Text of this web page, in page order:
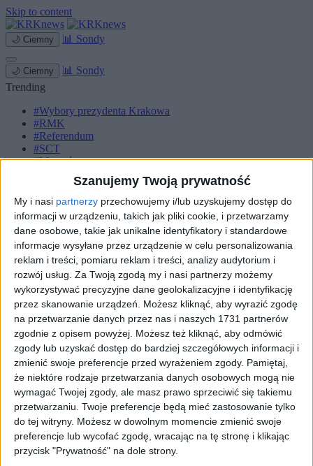
Szanujemy Twoją prywatność
My i nasi partnerzy przechowujemy i/lub uzyskujemy dostęp do
informacji w urządzeniu, takich jak pliki cookie, i przetwarzamy
dane osobowe, takie jak unikalne identyfikatory i standardowe
informacje wysyłane przez urządzenie w celu personalizowania
reklam i treści, pomiaru reklam i treści, analizy audytorium i
rozwój usług. Za Twoją zgodą my i nasi partnerzy możemy
wykorzystywać precyzyjne dane geolokalizacyjne i identyfikację
przez skanowanie urządzeń. Możesz kliknąć, aby wyrazić zgodę
na przetwarzanie danych przez nas i naszych 1731 partnerów
zgodnie z opisem powyżej. Możesz też kliknąć, aby odmówić
zgody lub uzyskać dostęp do bardziej szczegółowych informacji i
zmienić swoje preferencje przed wyrażeniem zgody. Pamiętaj,
że niektóre rodzaje przetwarzania danych osobowych mogą nie
wymagać Twojej zgody, ale masz prawo sprzeciwić się takiemu
przetwarzaniu. Twoje preferencje będą mieć zastosowanie tylko
do tej witryny. Możesz w dowolnym momencie zmienić swoje
preferencje lub wycofać zgodę, wracając na tę stronę i klikając
przycisk "Prywatność" na dole strony.
Skip to content
🌙 Ciemny 📊 Sondy
🌙 Ciemny 📊 Sondy
Trending
#Wybory prezydenta Krakowa
#RMK
#Referendum
#SCT
#Marcyś
Strona główna
Miasto
Komunikacja
Zieleń
Inwestycje
Biznes
Sport
Kultura
Małopolska
Kryminalne
Tag #Cholerzyn wypadek
#Cholerzyn wypadek
artykułówBulwaryMetropoliaNajnowszeRegion
Sortuj:
Kategoria:
16:9
TOPBulwary